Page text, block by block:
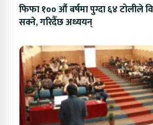
फिफा १०० औं बर्षमा पुग्दा ६४ टोलीले
सक्ने, गरिदैँछ अध्ययन्